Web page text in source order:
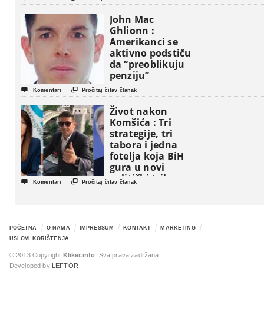
John Mac
Ghlionn :
Amerikanci se
aktivno podstiču
da “preoblikuju
penziju”
 Komentari  Pročitaj čitav članak
Život nakon
Komšića : Tri
strategije, tri
tabora i jedna
fotelja koja BiH
gura u novi
politički triler
 Komentari  Pročitaj čitav članak
POČETNA O NAMA IMPRESSUM KONTAKT
MARKETING
USLOVI KORIŠTENJA
© 2013 Copyright Kliker.info . Sva prava zadržana.
Developed by
LEFTOR